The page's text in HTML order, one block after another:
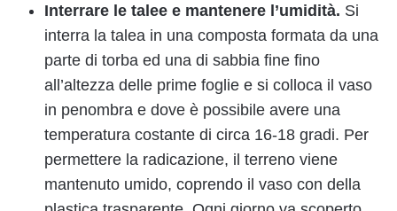
Interrare le talee e mantenere l’umidità. Si
interra la talea in una composta formata da una
parte di torba ed una di sabbia fine fino
all’altezza delle prime foglie e si colloca il vaso
in penombra e dove è possibile avere una
temperatura costante di circa 16-18 gradi. Per
permettere la radicazione, il terreno viene
mantenuto umido, coprendo il vaso con della